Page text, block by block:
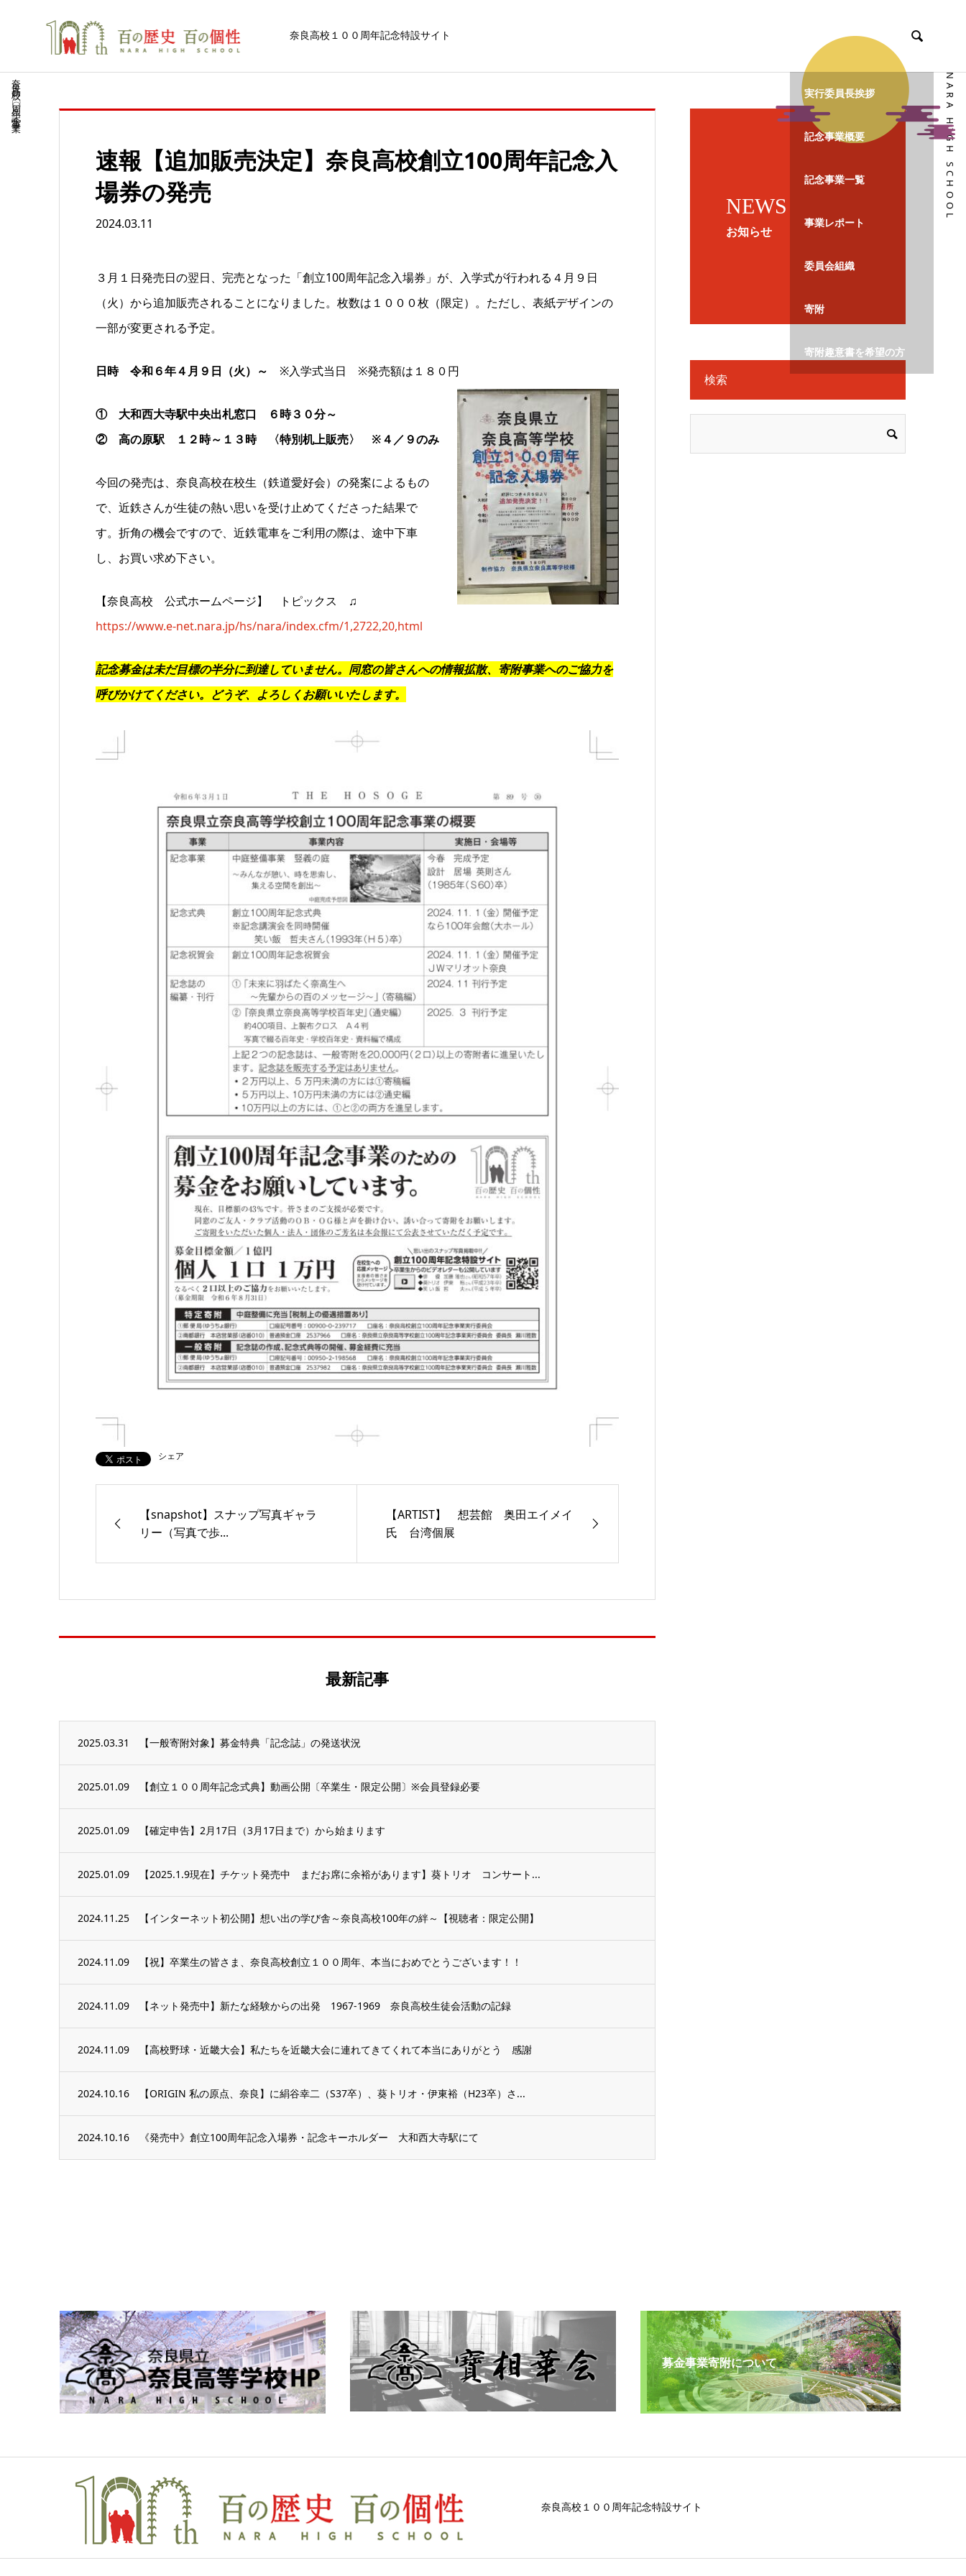
奈良高校１００周年記念特設サイト 
実行委員長挨拶
記念事業概要
記念事業一覧
事業レポート
委員会組織
寄附
寄附趣意書を希望の方
NEWS
お知らせ
速報【追加販売決定】奈良高校創立100周年記念入
場券の発売
2024.03.11
３月１日発売日の翌日、完売となった「創立100周年記念入場券 」が、入学式が行われる４月９日
（火）から追加販売されることになりました。枚数は１０００枚（限定）。ただし、表紙デザインの
一部が変更される予定。
日時 令和６年４月９日（火）～ ※入学式当日 ※発売額は１８０円
① 大和西大寺駅中央出札窓口 ６時３０分～
② 高の原駅 １２時～１３時 〈特別机上販売〉 ※４／９のみ
今回の発売は、奈良高校在校生（鉄道愛好会）の発案によるもの
で、近鉄さんが生徒の熱い思いを受け止めてくださった結果で
す。折角の機会ですので、近鉄電車をご利用の際は、途中下車
し、お買い求め下さい。
【奈良高校 公式ホームページ】 トピックス ♫
https://www.e-net.nara.jp/hs/nara/index.cfm/1,2722,20,html
記念募金は未だ目標の半分に到達していません。同窓の皆さんへの情報拡散、寄附事業へのご協力を
呼びかけてください。どうぞ、よろしくお願いいたします。
シェア
【snapshot】スナップ写真ギャラ
リー（写真で歩...
【ARTIST】 想芸館 奥田エイメイ
氏 台湾個展
最新記事
2025.03.31 【一般寄附対象】募金特典「記念誌」の発送状況
2025.01.09 【創立１００周年記念式典】動画公開〔卒業生・限定公開〕※会員登録必要
2025.01.09 【確定申告】2月17日（3月17日まで）から始まります
2025.01.09 【2025.1.9現在】チケット発売中 まだお席に余裕があります】葵トリオ コンサート...
2024.11.25 【インターネット初公開】想い出の学び舎～奈良高校100年の絆～【視聴者：限定公開】
2024.11.09 【祝】卒業生の皆さま、奈良高校創立１００周年、本当におめでとうございます！！
2024.11.09 【ネット発売中】新たな経験からの出発 1967-1969 奈良高校生徒会活動の記録
2024.11.09 【高校野球・近畿大会】私たちを近畿大会に連れてきてくれて本当にありがとう 感謝
2024.10.16 【ORIGIN 私の原点、奈良】に絹谷幸二（S37卒）、葵トリオ・伊東裕（H23卒）さ...
2024.10.16 《発売中》創立100周年記念入場券・記念キーホルダー 大和西大寺駅にて
検索
募金事業寄附について
奈良高校１００周年記念特設サイト
奈良高校一〇〇周年記念事業 NARA HIGH SCHOOL